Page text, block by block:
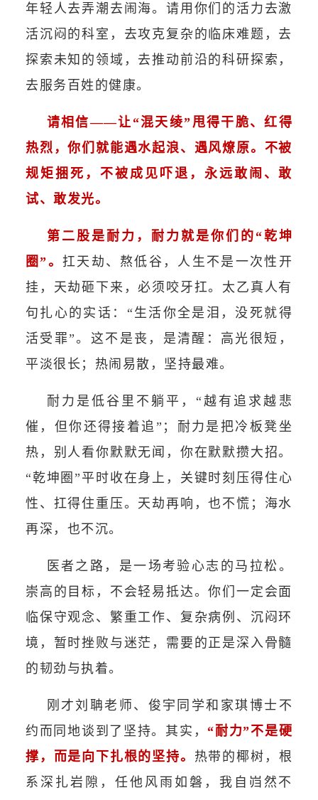
年轻人去弄潮去闹海。请用你们的活力去激
活沉闷的科室，去攻克复杂的临床难题，去
探索未知的领域，去推动前沿的科研探索，
去服务百姓的健康。
请相信——让“混天绫”甩得干脆、红得
热烈，你们就能遇水起浪、遇风燎原。不被
规矩捆死，不被成见吓退，永远敢闹、敢
试、敢发光。
第二股是耐力，耐力就是你们的“乾坤
圈”。 扛天劫、熬低谷，人生不是一次性开
挂，天劫砸下来，必须咬牙扛。太乙真人有
句扎心的实话：“生活你全是泪，没死就得
活受罪”。这不是丧，是清醒：高光很短，
平淡很长；热闹易散，坚持最难。
耐力是低谷里不躺平，“越有追求越悲
催，但你还得接着追”；耐力是把冷板凳坐
热，别人看你默默无闻，你在默默攒大招。
“乾坤圈”平时收在身上，关键时刻压得住心
性、扛得住重压。天劫再响，也不慌；海水
再深，也不沉。
医者之路，是一场考验心志的马拉松。
崇高的目标，不会轻易抵达。你们一定会面
临保守观念、繁重工作、复杂病例、沉闷环
境，暂时挫败与迷茫，需要的正是深入骨髓
的韧劲与执着。
刚才刘聃老师、俊宇同学和家琪博士不
约而同地谈到了坚持。其实， “耐力”不是硬
撑，而是向下扎根的坚持。 热带的椰树，根
系深扎岩隙，任他风雨如磐，我自岿然不